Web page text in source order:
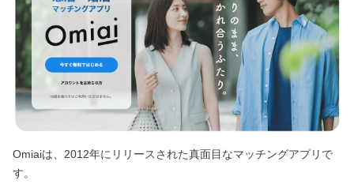
Omiaiは、2012年にリリースされた真面目なマッチングアプリで
す。